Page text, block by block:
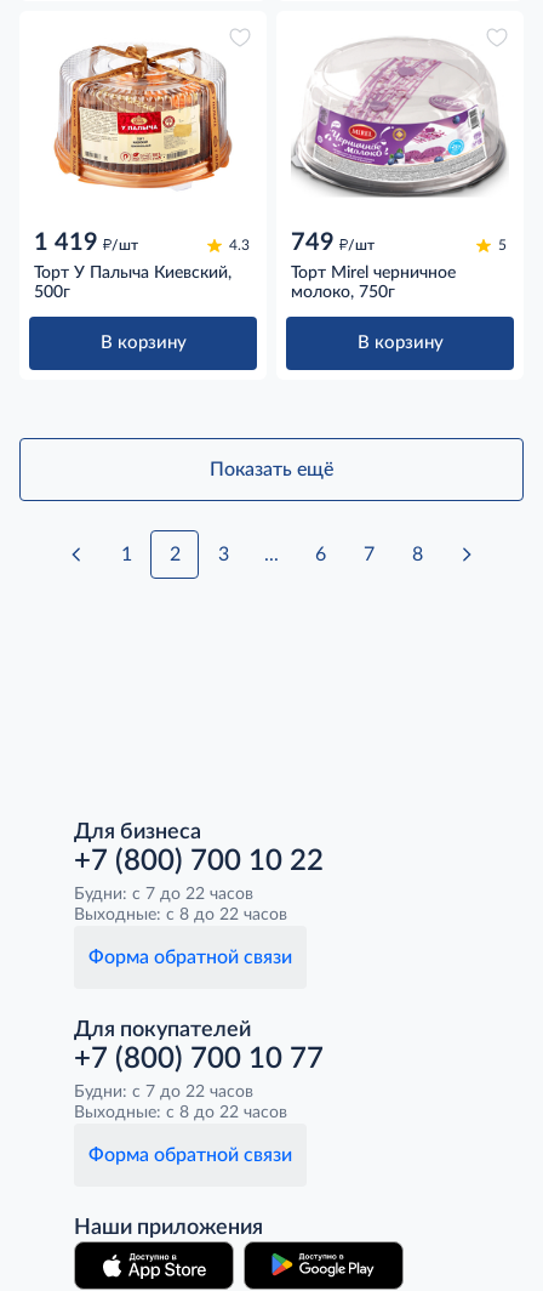
1 419 д/шт 4.3
Торт У Палыча Киевский,
500г
В корзину
749 д/шт 5
Торт Mirel черничное
молоко, 750г
В корзину
Показать ещё
1 2 3 ... 6 7 8
Для бизнеса
+7 (800) 700 10 22
Будни: с 7 до 22 часов
Выходные: с 8 до 22 часов
Форма обратной связи
Для покупателей
+7 (800) 700 10 77
Будни: с 7 до 22 часов
Выходные: с 8 до 22 часов
Форма обратной связи
Наши приложения